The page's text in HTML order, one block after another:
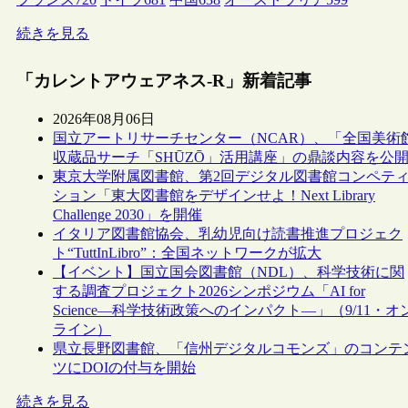
続きを見る
「カレントアウェアネス-R」新着記事
2026年08月06日
国立アートリサーチセンター（NCAR）、「全国美術
収蔵品サーチ「SHŪZŌ」活用講座」の鼎談内容を公開
東京大学附属図書館、第2回デジタル図書館コンペティ
ション「東大図書館をデザインせよ！Next Library
Challenge 2030」を開催
イタリア図書館協会、乳幼児向け読書推進プロジェク
ト“TuttInLibro”：全国ネットワークが拡大
【イベント】国立国会図書館（NDL）、科学技術に関
する調査プロジェクト2026シンポジウム「AI for
Science―科学技術政策へのインパクト―」（9/11・オ
ライン）
県立長野図書館、「信州デジタルコモンズ」のコンテ
ツにDOIの付与を開始
続きを見る